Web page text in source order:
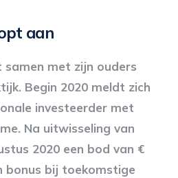
aan
samen met zijn ouders
Begin 2020 meldt zich
investeerder met
Na uitwisseling van
2020 een bod van €
bonus bij toekomstige